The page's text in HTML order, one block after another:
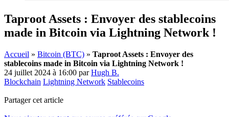
Taproot Assets : Envoyer des stablecoins
made in Bitcoin via Lightning Network !
Accueil » Bitcoin (BTC) » Taproot Assets : Envoyer des
stablecoins made in Bitcoin via Lightning Network !
24 juillet 2024 à 16:00 parHugh B.
Blockchain Lightning Network Stablecoins
Partager cet article